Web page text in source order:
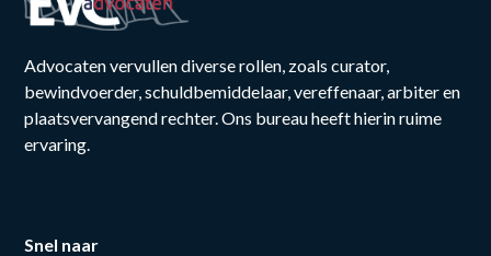
Advocaten vervullen diverse rollen, zoals curator,
bewindvoerder, schuldbemiddelaar, vereffenaar, arbiter en
plaatsvervangend rechter. Ons bureau heeft hierin ruime
ervaring.
Snel naar